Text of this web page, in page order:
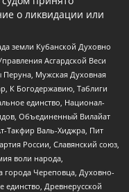
о ликвидации или
земли Кубанской Духовно
Асгардской Веси
Мужская Духовная
К Богодержавию, Таблиги
единство, Национал-
Объединенный Вилайат
Такфир Валь-Хиджра, Пит
России, Славянский союз,
воли народа,
города Череповца, Духовно-
единство, Древнерусской